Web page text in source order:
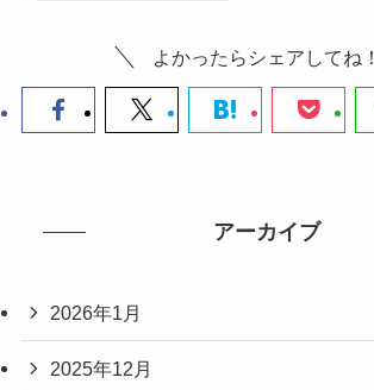
よかったらシェアしてね！
アーカイブ
2026年1月
2025年12月